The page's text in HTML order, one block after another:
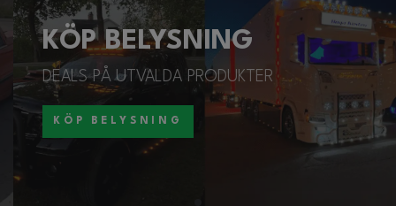
KÖP BELYSNING
DEALS PÅ UTVALDA PRODUKTER
KÖP BELYSNING